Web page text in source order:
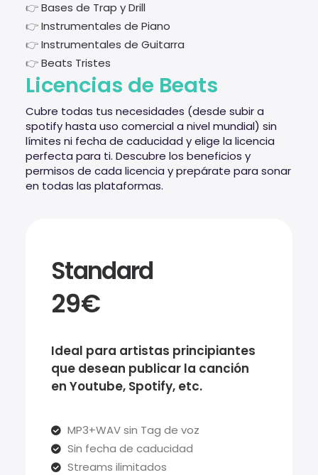
👉Bases de Trap y Drill
👉Instrumentales de Piano
👉Instrumentales de Guitarra
👉Beats Tristes
Licencias de Beats
Cubre todas tus necesidades (desde subir a
spotify hasta uso comercial a nivel mundial) sin
límites ni fecha de caducidad y elige la licencia
perfecta para ti. Descubre los beneficios y
permisos de cada licencia y prepárate para sonar
en todas las plataformas.
Standard
29€
Ideal para artistas principiantes
que desean publicar la canción
en Youtube, Spotify, etc.
MP3+WAV sin Tag de voz
Sin fecha de caducidad
Streams ilimitados